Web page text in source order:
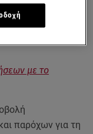
το ΑΦΜ
με το
παρόχων για τη